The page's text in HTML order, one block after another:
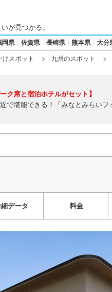
が見つかる。
岡県 佐賀県 長崎県 熊本県 大分
けスポット 九州のスポット
ーク席と宿泊ホテルがセット】
で堪能できる！「みなとみらい
データ 料金